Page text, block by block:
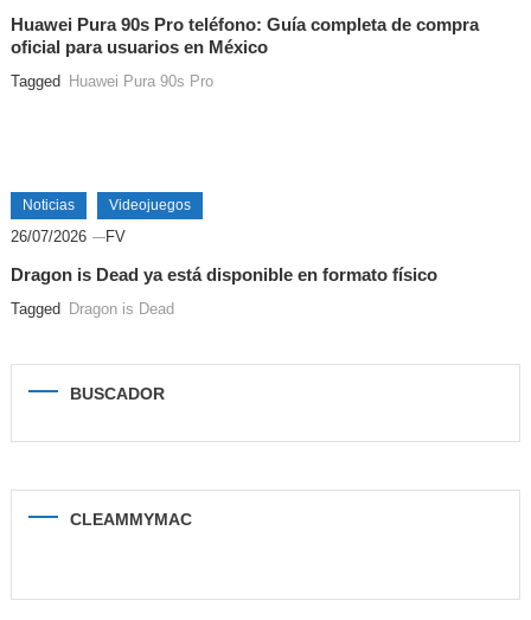
Huawei Pura 90s Pro teléfono: Guía completa de compra
oficial para usuarios en México
Tagged Huawei Pura 90s Pro
Noticias Videojuegos
26/07/2026 FV
Dragon is Dead ya está disponible en formato físico
Tagged Dragon is Dead
BUSCADOR
CLEAMMYMAC